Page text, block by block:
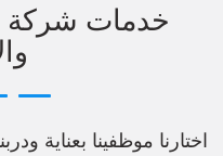
خدمات شركة
اختارنا موظفينا بعناية